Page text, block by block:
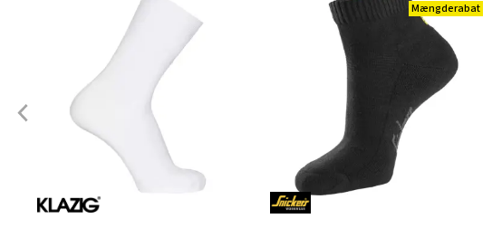
Mængderabat